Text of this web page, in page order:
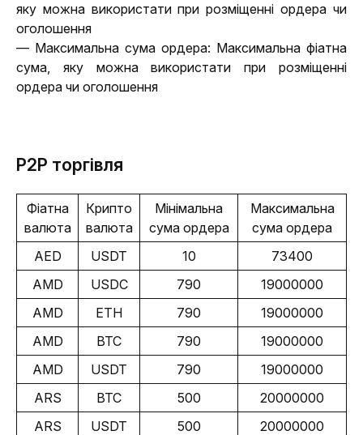
яку можна використати при розміщенні ордера чи
оголошення
— Максимальна сума ордера: Максимальна фіатна
сума, яку можна використати при розміщенні
ордера чи оголошення
P2P торгівля
Фіатна
валюта
Крипто
валюта
Мінімальна
сума ордера
Максимальна
сума ордера
AED
USDT 10
73400
AMD
USDC 790
19000000
AMD
ETH 790
19000000
AMD
BTC 790
19000000
AMD
USDT 790
19000000
ARS
BTC 500
20000000
ARS
USDT 500
20000000